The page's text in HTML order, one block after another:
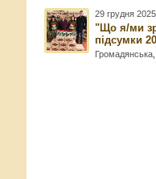
29 грудня
"Що я/ми
підсумки
Громадянська